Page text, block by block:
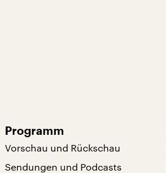
Programm
Vorschau und Rückschau
Sendungen und Podcasts